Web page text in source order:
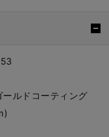
ルドコーティング